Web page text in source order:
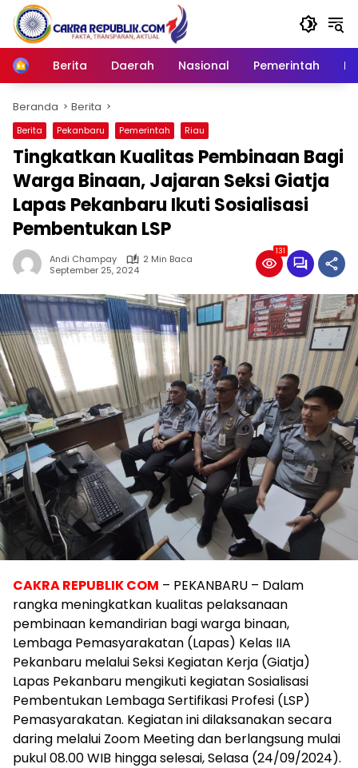
Langsung
konten
Home
Berita Daerah Nasional Pemerintah
Beranda Berita
Berita Pekanbaru Pemerintah Riau
Tingkatkan Kualitas Pembinaan Bagi
Warga Binaan, Jajaran Seksi Giatja
Lapas Pekanbaru Ikuti Sosialisasi
Pembentukan LSP
Andi Champay
2 Min Baca
September 25, 2024
131
CAKRA REPUBLIK COM – PEKANBARU – Dalam
rangka meningkatkan kualitas pelaksanaan
pembinaan kemandirian bagi warga binaan,
Lembaga Pemasyarakatan (Lapas) Kelas IIA
Pekanbaru melalui Seksi Kegiatan Kerja (Giatja)
Lapas Pekanbaru mengikuti kegiatan Sosialisasi
Pembentukan Lembaga Sertifikasi Profesi (LSP)
Pemasyarakatan. Kegiatan ini dilaksanakan secara
daring melalui Zoom Meeting dan berlangsung mulai
pukul 08.00 WIB hingga selesai, Selasa (24/09/2024).